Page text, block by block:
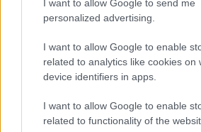
I want to allow Google to send me
personalized advertising.
I want to allow Google to enable
related to analytics like cookies on
device identifiers in apps.
I want to allow Google to enable
related to functionality of the
Malescomics 2026: eventi, ospiti e
Vigezzo